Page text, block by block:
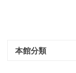
本館分類